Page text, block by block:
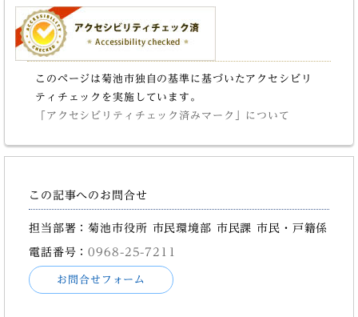
このページは菊池市独自の基準に基づいたアクセシビリ
ティチェックを実施しています。
「アクセシビリティチェック済みマーク」について
この記事へのお問合せ
担当部署：菊池市役所 市民環境部 市民課 市民・戸籍係
電話番号：0968-25-7211
お問合せフォーム